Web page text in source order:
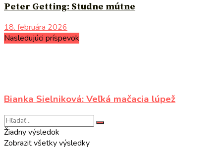
Peter Getting: Studne mútne
18. februára 2026
Nasledujúci príspevok
Bianka Sielniková: Veľká mačacia lúpež
Žiadny výsledok
Zobraziť všetky výsledky